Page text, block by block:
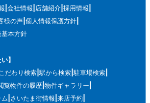
会社情報 店舗紹介 採用情報
様の声 個人情報保護方針
本方針
】
こだわり検索 駅から検索 駐車場検索
覧物件の履歴 物件ギャラリー
さいたま街情報 来店予約